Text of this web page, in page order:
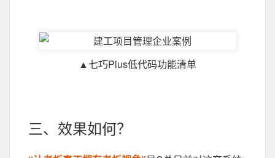
▲七巧Plus低代码功能清单
三、效果如何？